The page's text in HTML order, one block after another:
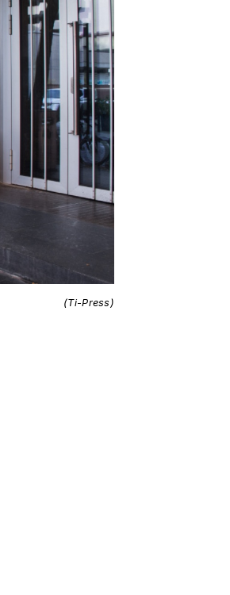
(Ti-Press)